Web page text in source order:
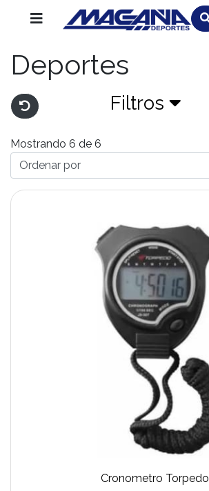
Deportes
Filtros
Mostrando 6 de 6
Cronometro Torpedo